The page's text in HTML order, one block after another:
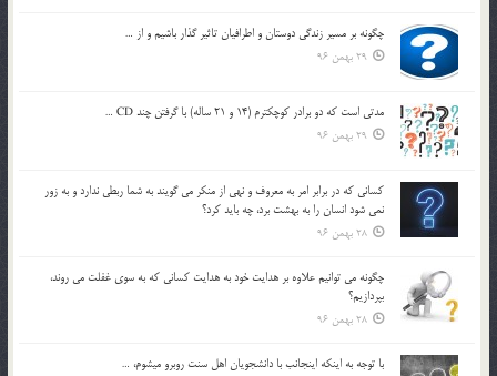
چگونه بر مسير زندگي دوستان و اطرافيان تاثير گذار باشيم و از …
29 بهمن 96
مدتي است كه دو برادر كوچكترم (14 و 21 ساله) با گرفتن چند CD …
29 بهمن 96
كساني كه در برابر امر به معروف و نهي از منكر مي گويند به شما ربطي ندارد و به زور
نمي شود انسان را به بهشت برد، چه بايد كرد؟
28 بهمن 96
چگونه مي توانيم علاوه بر هدايت خود به هدايت كساني كه به سوي غفلت مي روند،
بپردازيم؟
28 بهمن 96
با توجه به اينكه اينجانب با دانشجويان اهل سنت روبرو مي‎شوم، …